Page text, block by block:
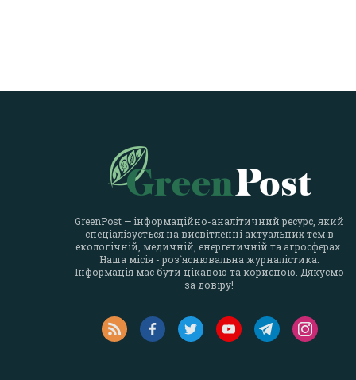
GreenPost — інформаційно-аналітичний ресурс, який
спеціалізується на висвітленні актуальних тем в
екологічній, медичній, енергетичній та агросферах.
Наша місія - роз`яснювальна журналістика.
Інформація має бути цікавою та корисною. Дякуємо
за довіру!